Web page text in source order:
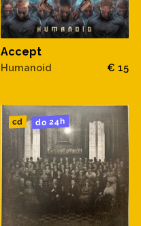
Accept
Humanoid € 15
cd do 24h